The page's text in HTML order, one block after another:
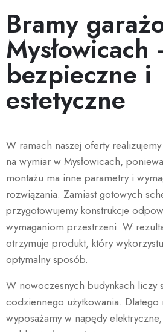
Bramy
Mysłowicach -
bezpieczne i
estetyczne
W ramach naszej oferty
na wymiar w Mysłowicach,
montażu ma inne parametry i
rozwiązania. Zamiast gotowych
przygotowujemy konstrukcje
wymaganiom przestrzeni. W
otrzymuje produkt, który
optymalny sposób.
W nowoczesnych budynkach liczy
codziennego użytkowania. Dlatego
wyposażamy w napędy